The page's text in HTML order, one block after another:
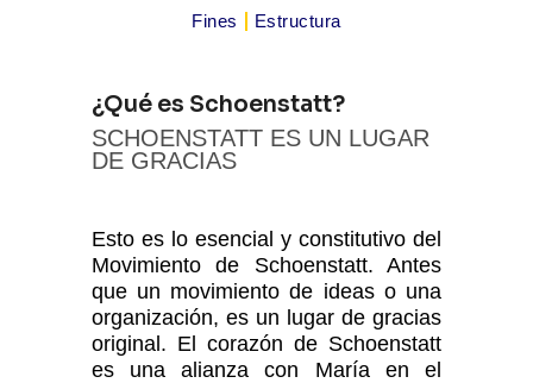
Fines Estructura
¿Qué es Schoenstatt?
SCHOENSTATT ES UN LUGAR
DE GRACIAS
Esto es lo esencial y constitutivo del
Movimiento de Schoenstatt. Antes
que un movimiento de ideas o una
organización, es un lugar de gracias
original. El corazón de Schoenstatt
es una alianza con María en el